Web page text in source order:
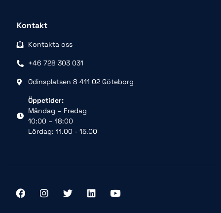
Kontakt
Kontakta oss
+46 728 303 031
Odinsplatsen 8 411 02 Göteborg
Öppetider:
Måndag – Fredag
10:00 – 18:00
Lördag: 11.00 - 15.00